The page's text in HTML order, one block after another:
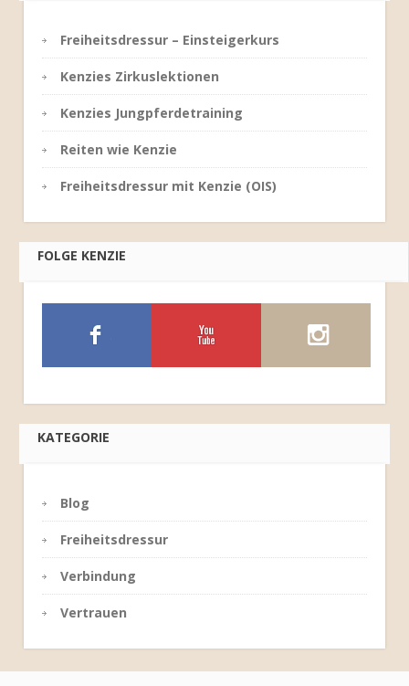
Freiheitsdressur – Einsteigerkurs
Kenzies Zirkuslektionen
Kenzies Jungpferdetraining
Reiten wie Kenzie
Freiheitsdressur mit Kenzie (OIS)
FOLGE KENZIE
KATEGORIE
Blog
Freiheitsdressur
Verbindung
Vertrauen